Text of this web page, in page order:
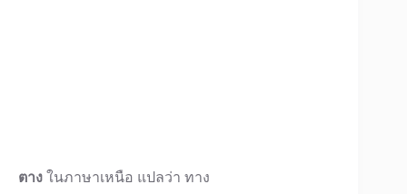
ตาง ในภาษาเหนือ แปลว่า ทาง